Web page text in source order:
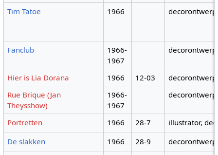
Tim Tatoe 1966
Fanclub
1966-
1967
Hier is Lia Dorana 1966 12-03
Rue Brique (Jan
Theysshow)
1966-
1967
Portretten 1966 28-7
illustrator,
De slakken
1966 28-9